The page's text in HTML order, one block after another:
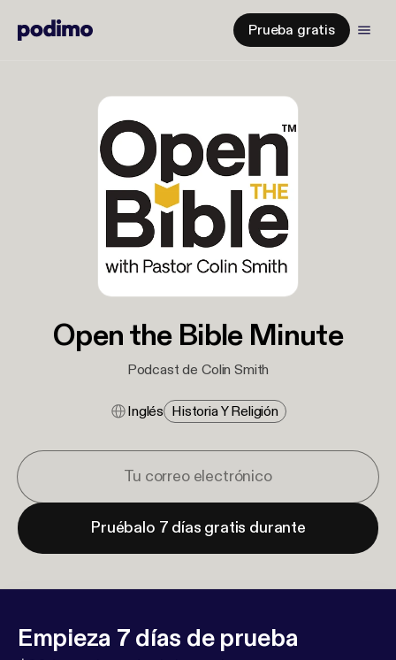
Prueba gratis
Open the Bible Minute
Podcast de Colin Smith
Inglés Historia Y Religión
Pruébalo 7 días gratis durante
Empieza 7 días de prueba